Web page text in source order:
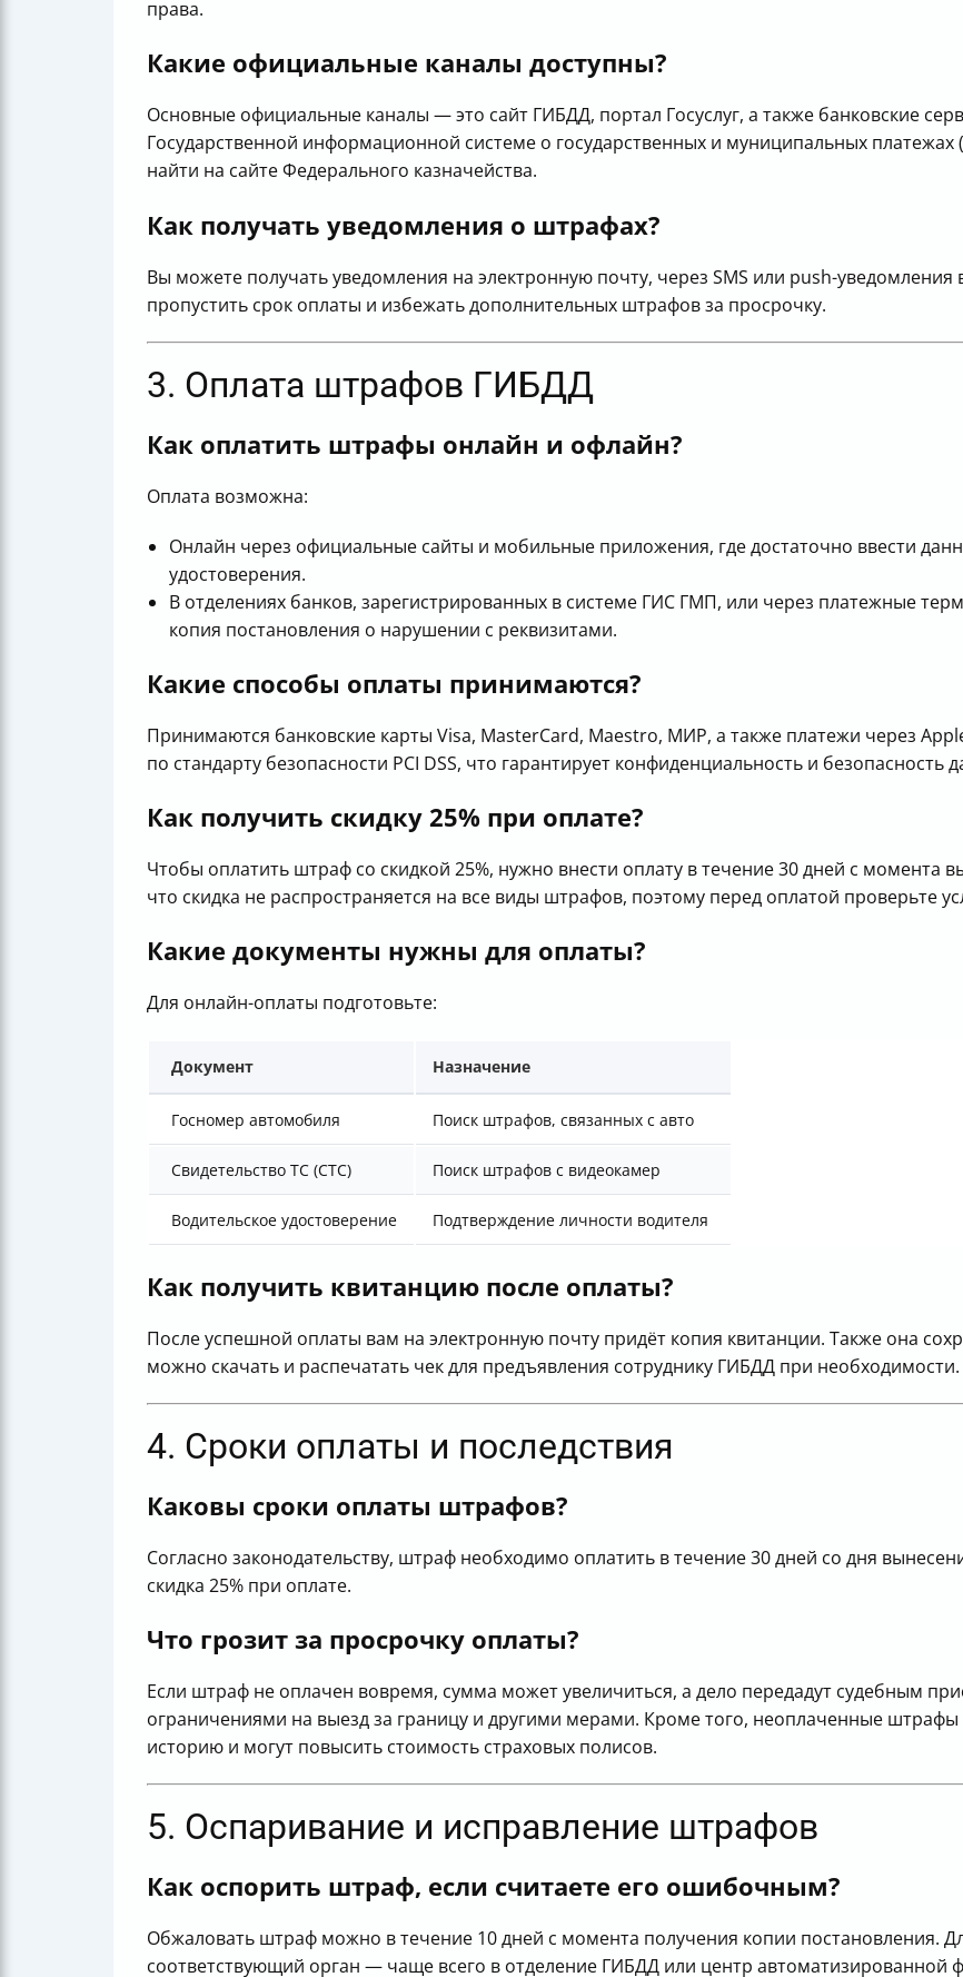
права.
Какие официальные каналы доступны?
Основные официальные каналы — это сайт ГИБДД, портал Госуслуг, а также банковские
Государственной информационной системе о государственных и муниципальных
найти на сайте Федерального казначейства.
Как получать уведомления о штрафах?
Вы можете получать уведомления на электронную почту, через SMS или push-
пропустить срок оплаты и избежать дополнительных штрафов за просрочку.
3. Оплата штрафов ГИБДД
Как оплатить штрафы онлайн и офлайн?
Оплата возможна:
Онлайн через официальные сайты и мобильные приложения, где достаточно ввести
удостоверения.
В отделениях банков, зарегистрированных в системе ГИС ГМП, или через платежные
копия постановления о нарушении с реквизитами.
Какие способы оплаты принимаются?
Принимаются банковские карты Visa, MasterCard, Maestro, МИР, а также платежи через
по стандарту безопасности PCI DSS, что гарантирует конфиденциальность и безопасность
Как получить скидку 25% при оплате?
Чтобы оплатить штраф со скидкой 25%, нужно внести оплату в течение 30 дней с момента
что скидка не распространяется на все виды штрафов, поэтому перед оплатой проверьте
Какие документы нужны для оплаты?
Для онлайн-оплаты подготовьте:
Документ Назначение
Госномер автомобиля Поиск штрафов, связанных с авто
Свидетельство ТС (СТС) Поиск штрафов с видеокамер
Водительское удостоверение Подтверждение личности водителя
Как получить квитанцию после оплаты?
После успешной оплаты вам на электронную почту придёт копия квитанции. Также она
можно скачать и распечатать чек для предъявления сотруднику ГИБДД при необходимости.
4. Сроки оплаты и последствия
Каковы сроки оплаты штрафов?
Согласно законодательству, штраф необходимо оплатить в течение 30 дней со дня
скидка 25% при оплате.
Что грозит за просрочку оплаты?
Если штраф не оплачен вовремя, сумма может увеличиться, а дело передадут судебным
ограничениями на выезд за границу и другими мерами. Кроме того, неоплаченные
историю и могут повысить стоимость страховых полисов.
5. Оспаривание и исправление штрафов
Как оспорить штраф, если считаете его ошибочным?
Обжаловать штраф можно в течение 10 дней с момента получения копии постановления.
соответствующий орган — чаще всего в отделение ГИБДД или центр автоматизированной